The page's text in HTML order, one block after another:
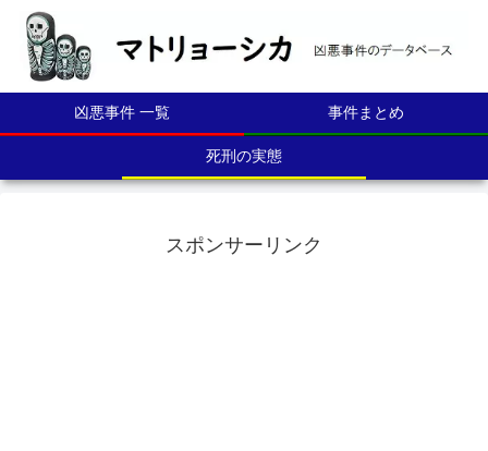
凶悪事件 一覧 事件まとめ
死刑の実態
スポンサーリンク